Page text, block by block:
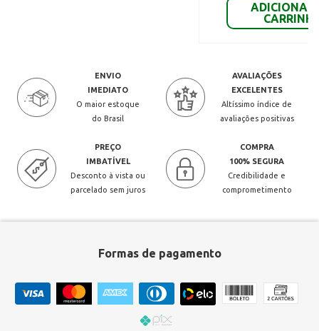
ADICIONAR
ENVIO
IMEDIATO
O maior estoque
do Brasil
AVALIAÇÕES
EXCELENTES
Altíssimo índice de
avaliações positivas
PREÇO
IMBATÍVEL
Desconto à vista ou
parcelado sem juros
COMPRA
100% SEGURA
Credibilidade e
comprometimento
Formas de pagamento